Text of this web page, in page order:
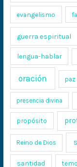
evangelismo
guerra espiritual
lengua-hablar
oración paz
presencia divina
propósito
Reino de Dios
santidad